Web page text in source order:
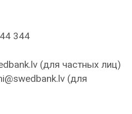
344
(для частных лиц)
(для